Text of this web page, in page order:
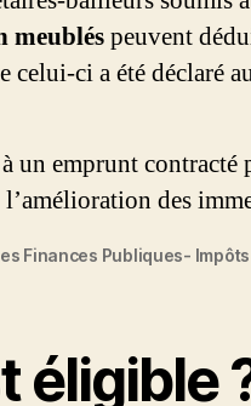
meubléspeuvent
celui-ci a été déclaré
un emprunt
des
Finances Publiques- Impôts
éligible